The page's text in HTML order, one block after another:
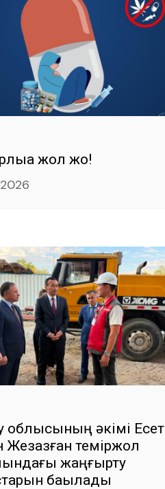
жол жоқ!
облысының әкімі Есет
Жезқазған теміржол
жаңғырту
бақылады